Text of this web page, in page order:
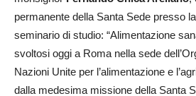
permanente della Santa Sede presso
seminario di studio: “Alimentazione
svoltosi oggi a Roma nella sede
Nazioni Unite per l’alimentazione e
dalla medesima missione della Santa